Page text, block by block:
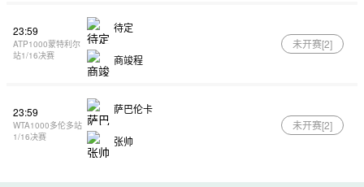
23:59
ATP1000蒙特利尔
站1/16决赛
待定
商竣程
未开赛[2]
23:59
WTA1000多伦多站
1/16决赛
萨巴伦卡
张帅
未开赛[2]